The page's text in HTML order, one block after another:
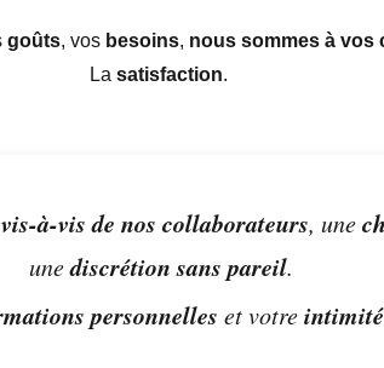
goûts, vos besoins, nous sommes à vos
La satisfaction.
à-vis de nos collaborateurs, une
unediscrétion sans pareil.
personnelles et votreintimité